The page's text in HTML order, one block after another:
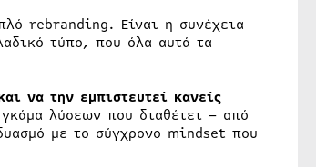
rebranding. Είναι η συνέχεια
τύπο, που όλα αυτά τα
να την εμπιστευτεί κανείς
λύσεων που διαθέτει – από
με το σύγχρονο mindset που